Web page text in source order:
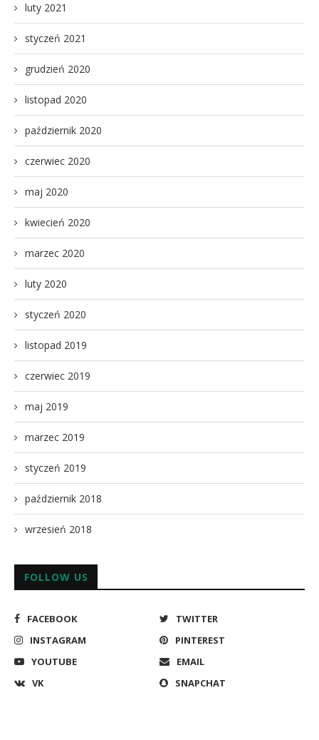
luty 2021
styczeń 2021
grudzień 2020
listopad 2020
październik 2020
czerwiec 2020
maj 2020
kwiecień 2020
marzec 2020
luty 2020
styczeń 2020
listopad 2019
czerwiec 2019
maj 2019
marzec 2019
styczeń 2019
październik 2018
wrzesień 2018
FOLLOW US
FACEBOOK
TWITTER
INSTAGRAM
PINTEREST
YOUTUBE
EMAIL
VK
SNAPCHAT